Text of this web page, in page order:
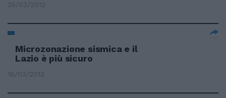
25/03/2012
Microzonazione sismica e il
Lazio è più sicuro
18/03/2012